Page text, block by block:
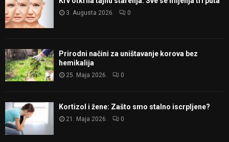
3. Augusta 2026. 0
Prirodni načini za uništavanje korova bez
hemikalija
25. Maja 2026. 0
Kortizol i žene: Zašto smo stalno iscrpljene?
21. Maja 2026. 0